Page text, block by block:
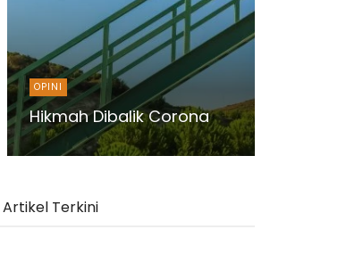
OPINI
Hikmah Dibalik Corona
Terkini